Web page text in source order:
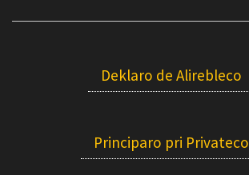
Deklaro de Alirebleco
Principaro pri Privateco